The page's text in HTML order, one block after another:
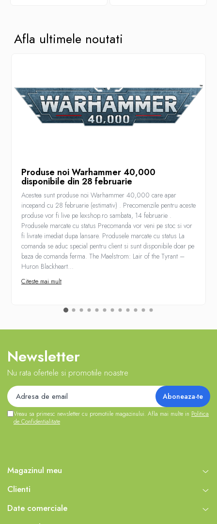
FUNKO POP!
Gundam
Accesorii Gundam
Transformers
Figurine
Altele
Screens
Nolzur
Premium
Board games
Harti
Teren
Cutii depozitare
Ghiozdane si rechizite
Animal Crossing
Lego Architecture
Lego Art
Lego Boost
Lego Colectia Botanica
Lego Creator
Lego Creator Expert
Afla ultimele noutati
Produse noi Warhammer 40,000
disponibile din 28 februarie
Acestea sunt produse noi Warhammer 40,000 care apar
incepand cu 28 februarie (estimativ) . Precomenzile pentru aceste
produse vor fi live pe lexshop.ro sambata, 14 februarie .
Produsele marcate cu status Precomanda vor veni pe stoc si vor
fi livrate imediat dupa lansare. Produsele marcate cu status La
comanda se aduc special pentru client si sunt disponibile doar pe
baza de comanda ferma. The Maelstrom: Lair of the Tyrant –
Huron Blackheart...
Citeste mai mult
Newsletter
Nu rata ofertele si promotiile noastre
Vreau sa primesc newsletter cu promotiile magazinului. Afla mai multe in Politica
de Confidentialitate
Magazinul meu
Clienti
Date comerciale